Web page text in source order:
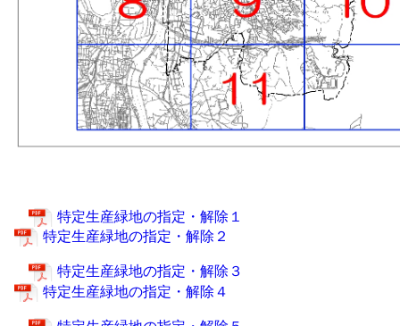
特定生産緑地の指定・解除１
特定生産緑地の指定・解除２
特定生産緑地の指定・解除３
特定生産緑地の指定・解除４